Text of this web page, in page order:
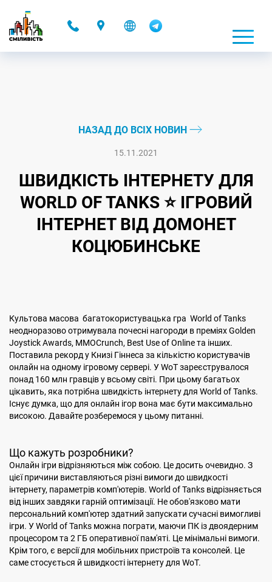
НАЗАД ДО ВСІХ НОВИН
15.11.2021
ШВИДКІСТЬ ІНТЕРНЕТУ ДЛЯ
WORLD OF TANKS ⭐ ІГРОВИЙ
ІНТЕРНЕТ ВІД ДОМОНЕТ
КОЦЮБИНСЬКЕ
Культова масова багатокористувацька гра World of Tanks
неодноразово отримувала почесні нагороди в преміях Golden
Joystick Awards, MMOCrunch, Best Use of Online та інших.
Поставила рекорд у Книзі Гіннеса за кількістю користувачів
онлайн на одному ігровому сервері. У WoT зареєструвалося
понад 160 млн гравців у всьому світі. При цьому багатьох
цікавить, яка потрібна швидкість інтернету для World of Tanks.
Існує думка, що для онлайн ігор вона має бути максимально
високою. Давайте розберемося у цьому питанні.
Що кажуть розробники?
Онлайн ігри відрізняються між собою. Це досить очевидно. З
цієї причини виставляються різні вимоги до швидкості
інтернету, параметрів комп'ютерів. World of Tanks відрізняється
від інших завдяки гарній оптимізації. Не обов'язково мати
персональний комп'ютер здатний запускати сучасні вимогливі
ігри. У World of Tanks можна пограти, маючи ПК із двоядерним
процесором та 2 ГБ оперативної пам'яті. Це мінімальні вимоги.
Крім того, є версії для мобільних пристроїв та консолей. Це
саме стосується й швидкості інтернету для WoT.